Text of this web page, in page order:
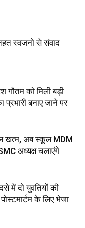
स्वजनो से संवाद
गौतम को मिली बड़ी
प्रभारी बनाए जाने पर
खत्म, अब स्कूल MDM
अध्यक्ष चलाएंगे
में दो युवतियों की
के लिए भेजा